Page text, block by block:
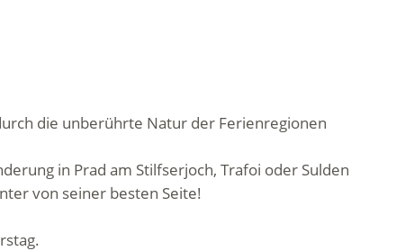
die unberührte Natur der Ferienregionen
in Prad am Stilfserjoch, Trafoi oder Sulden
von seiner besten Seite!